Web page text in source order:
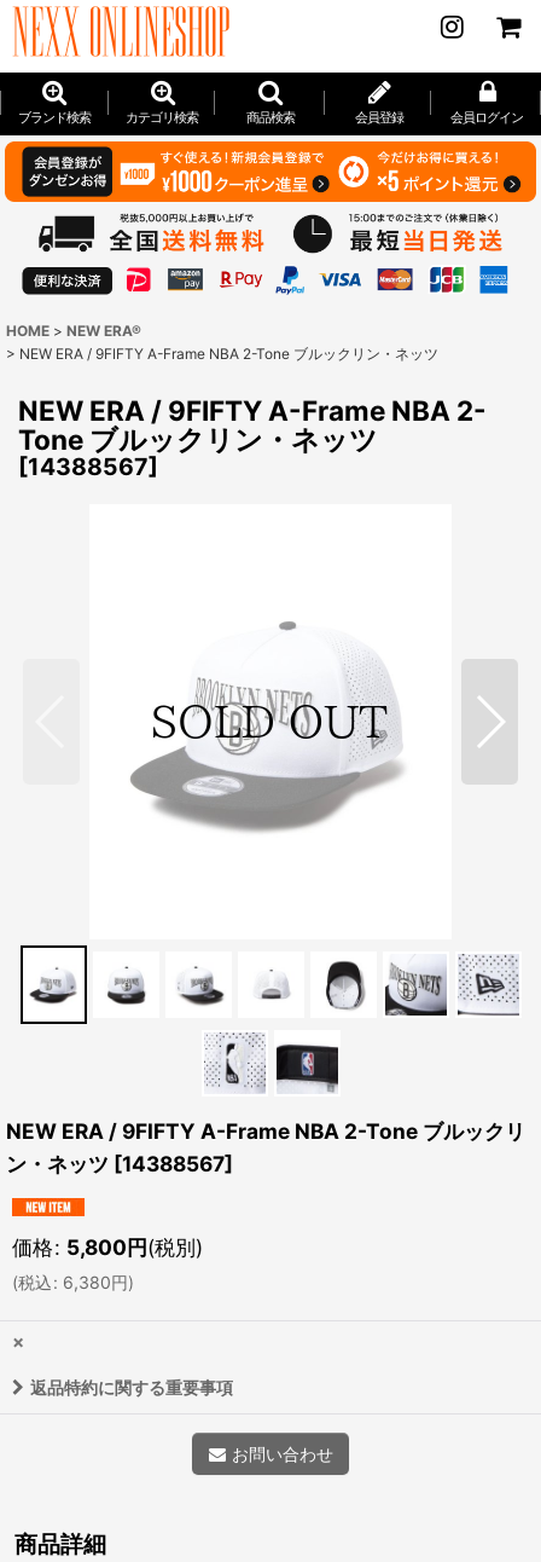
ブランド検索 カテゴリ検索 商品検索 会員登録 会員ログイン
HOME > NEW ERA®
> NEW ERA / 9FIFTY A-Frame NBA 2-Tone ブルックリン・ネッツ
NEW ERA / 9FIFTY A-Frame NBA 2-
Tone ブルックリン・ネッツ
[14388567]
NEW ERA / 9FIFTY A-Frame NBA 2-Tone ブルックリ
ン・ネッツ [14388567]
価格: 5,800円(税別)
(税込: 6,380円)
×
返品特約に関する重要事項
お問い合わせ
商品詳細